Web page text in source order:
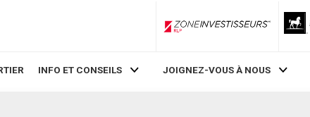
ZoneInvestisseurs RLP
INFO ET CONSEILS JOIGNEZ-VOUS À NOUS